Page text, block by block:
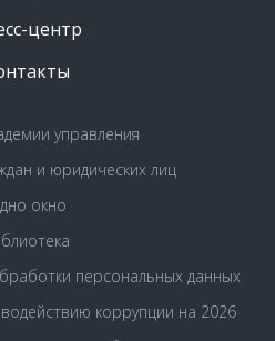
центр
управления
и юридических лиц
окно
персональных данных
коррупции на 2026